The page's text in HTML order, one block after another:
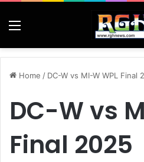
Menu
Home / DC-W vs MI-W WPL Final
DC-W vs
Final 2025